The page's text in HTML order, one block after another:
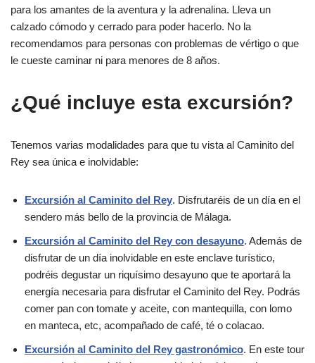
para los amantes de la aventura y la adrenalina. Lleva un
calzado cómodo y cerrado para poder hacerlo. No la
recomendamos para personas con problemas de vértigo o que
le cueste caminar ni para menores de 8 años.
¿Qué incluye esta excursión?
Tenemos varias modalidades para que tu vista al Caminito del
Rey sea única e inolvidable:
Excursión al Caminito del Rey. Disfrutaréis de un día en el
sendero más bello de la provincia de Málaga.
Excursión al Caminito del Rey con desayuno. Además de
disfrutar de un día inolvidable en este enclave turístico,
podréis degustar un riquísimo desayuno que te aportará la
energía necesaria para disfrutar el Caminito del Rey. Podrás
comer pan con tomate y aceite, con mantequilla, con lomo
en manteca, etc, acompañado de café, té o colacao.
Excursión al Caminito del Rey gastronómico. En este tour